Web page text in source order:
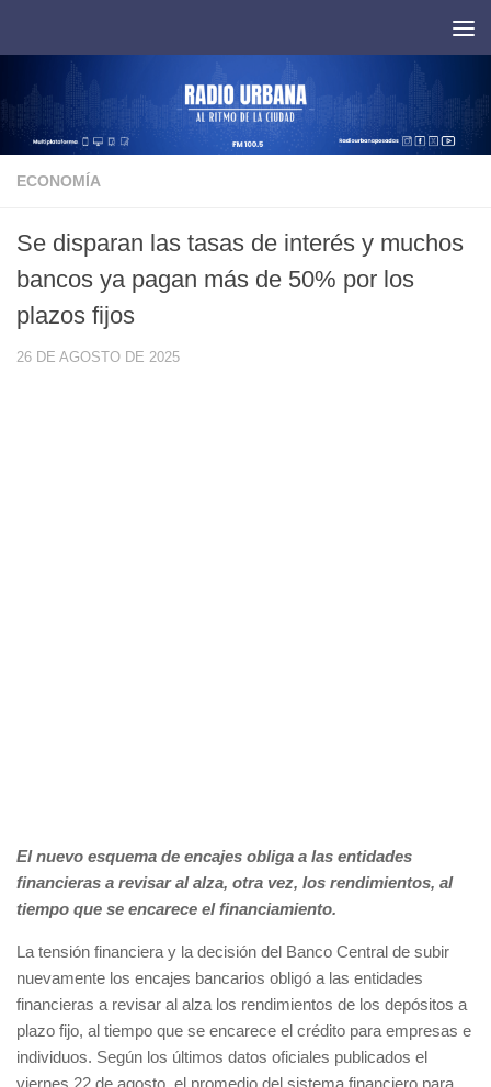
ECONOMÍA
Se disparan las tasas de interés y muchos
bancos ya pagan más de 50% por los
plazos fijos
26 DE AGOSTO DE 2025
El nuevo esquema de encajes obliga a las entidades
financieras a revisar al alza, otra vez, los rendimientos, al
tiempo que se encarece el financiamiento.
La tensión financiera y la decisión del Banco Central de subir
nuevamente los encajes bancarios obligó a las entidades
financieras a revisar al alza los rendimientos de los depósitos a
plazo fijo, al tiempo que se encarece el crédito para empresas e
individuos. Según los últimos datos oficiales publicados el
viernes 22 de agosto, el promedio del sistema financiero para